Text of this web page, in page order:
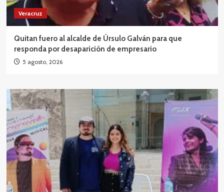
Veracruz
Quitan fuero al alcalde de Úrsulo Galván para que
responda por desaparición de empresario
5 agosto, 2026